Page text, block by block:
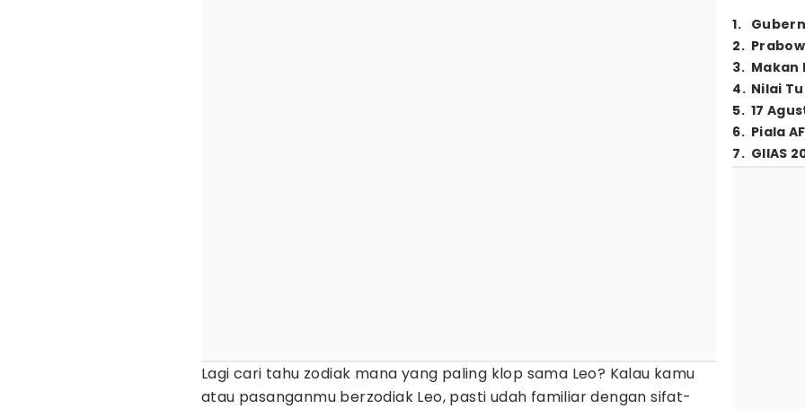
Lagi cari tahu zodiak mana yang paling klop sama Leo? Kalau kamu
atau pasanganmu berzodiak Leo, pasti udah familiar dengan sifat-
1.
2.
3. Makan
4. Nilai
5. 17
6. Piala
7. GIIAS